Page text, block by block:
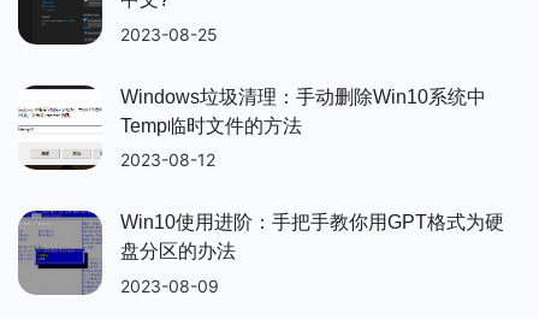
2023-08-25
Windows垃圾清理：手动删除win10系统中
Temp临时文件的方法
2023-08-12
Win10使用进阶：手把手教你用GPT格式为硬
盘分区的办法
2023-08-09